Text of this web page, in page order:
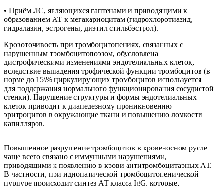
• Приём ЛС, являющихся гаптенами и приводящими к
образованием АТ к мегакариоцитам (гидрохлоротиазид,
гидралазин, эстрогены, диэтил стильбэстрол).
Кровоточивость при тромбоцитопениях, связанных с
нарушенным тромбоцитопоэзом, обусловлена
дистрофическими изменениями эндотелиальных клеток,
вследствие выпадения трофической функции тромбоцитов (в
норме до 15\% циркулирующих тромбоцитов используется
для поддержания нормального функционирования сосудистой
стенки). Нарушение структуры и формы эндотелиальных
клеток приводит к диапедезному проникновению
эритроцитов в окружающие ткани и повышению ломкости
капилляров.
Повышенное разрушение тромбоцитов в кровеносном русле
чаще всего связано с иммунными нарушениями,
приводящими к появлению в крови антитромбоцитарных АТ.
В частности, при идиопатической тромбоцитопенической
пурпуре происходит синтез АТ класса IgG, которые,